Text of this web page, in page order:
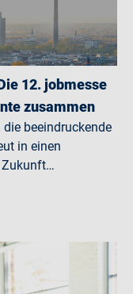
12. jobmesse
zusammen
beeindruckende
in einen
Zukunft…